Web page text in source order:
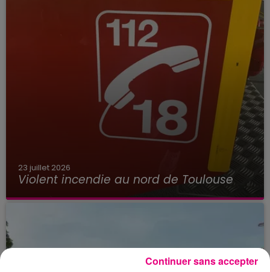
23 juillet 2026
Violent incendie au nord de Toulouse
Continuer sans accepter